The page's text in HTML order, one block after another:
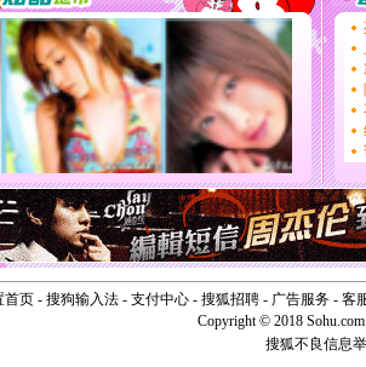
道一声平
[春节]
传
片叶子
送你一
[圣诞节]
你太多
要平安
[圣诞节]
能正大
天都要快
[圣诞节]
如意,快
[元旦]看
断电。爱
你是我专
[元旦] 如
起；二是
首页- 搜狗输入法- 支付中心- 搜狐招聘- 广告服务- 客
Copyright © 2018
搜狐不良信息